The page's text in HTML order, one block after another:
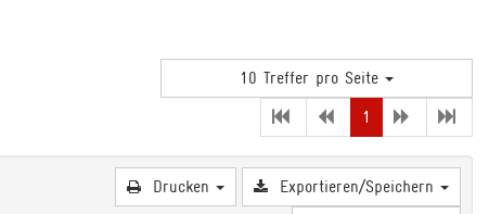
10 Treffer pro Seite
1
(current)
Drucken
Exportieren/Speichern